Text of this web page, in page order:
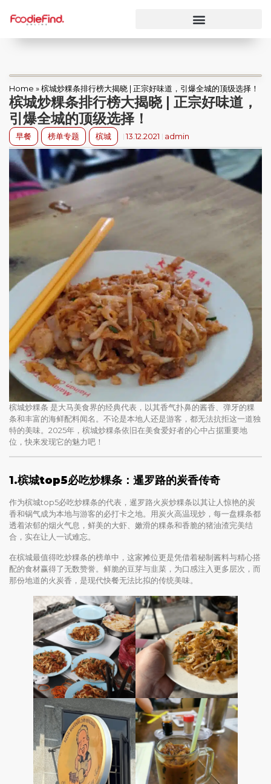
Home »槟城炒粿条排行榜大揭晓 | 正宗好味道，引爆全城的顶级选择！
槟城炒粿条排行榜大揭晓 | 正宗好味道，
引爆全城的顶级选择！
早餐 榜单专题 槟城 13.12.2021 admin
槟城炒粿条 是大马美食界的经典代表，以其香气扑鼻的酱香、弹牙的粿
条和丰富的海鲜配料闻名。不论是本地人还是游客，都无法抗拒这一道独
特的美味。2025年，槟城炒粿条依旧在美食爱好者的心中占据重要地
位，快来发现它的魅力吧！
1.槟城top5必吃炒粿条：暹罗路的炭香传奇
作为槟城top5必吃炒粿条的代表，暹罗路火炭炒粿条以其让人惊艳的炭
香和锅气成为本地与游客的必打卡之地。用炭火高温现炒，每一盘粿条都
透着浓郁的烟火气息，鲜美的大虾、嫩滑的粿条和香脆的猪油渣完美结
合，实在让人一试难忘。
在槟城最值得吃炒粿条的榜单中，这家摊位更是凭借着秘制酱料与精心搭
配的食材赢得了无数赞誉。鲜脆的豆芽与韭菜，为口感注入更多层次，而
那份地道的火炭香，是现代快餐无法比拟的传统美味。